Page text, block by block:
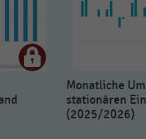
Monatliche
stationären
(2025/2026)